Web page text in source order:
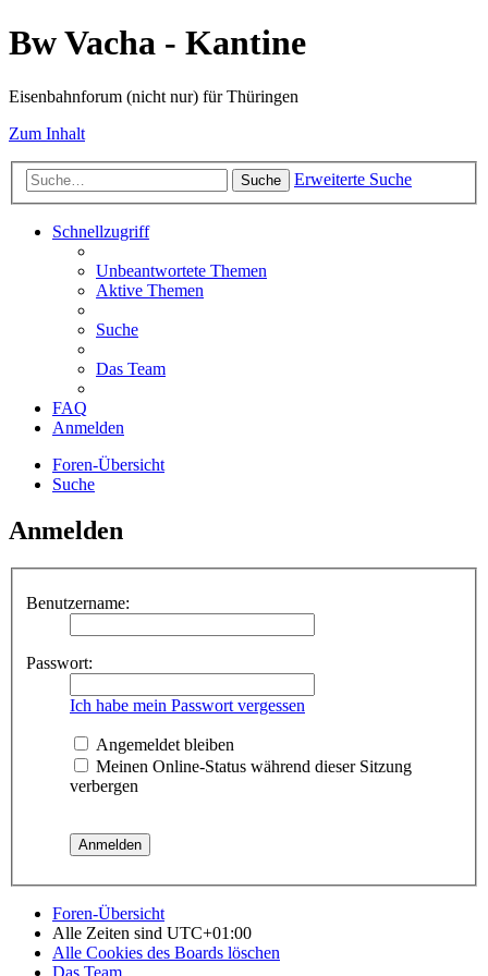
Bw Vacha - Kantine
Eisenbahnforum (nicht nur) für Thüringen
Zum Inhalt
Suche Erweiterte Suche
Schnellzugriff
Unbeantwortete Themen
Aktive Themen
Suche
Das Team
FAQ
Anmelden
Foren-Übersicht
Suche
Anmelden
Benutzername:
Passwort:
Ich habe mein Passwort vergessen
Angemeldet bleiben
Meinen Online-Status während dieser Sitzung
verbergen
Foren-Übersicht
Alle Zeiten sind UTC+01:00
Alle Cookies des Boards löschen
Das Team